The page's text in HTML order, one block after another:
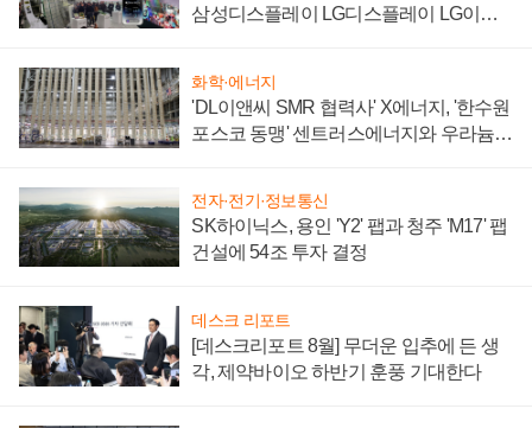
삼성디스플레이 LG디스플레이 LG이노
화학·에너지
'DL이앤씨 SMR 협력사' X에너지, '한수원
포스코 동맹' 센트러스에너지와 우라늄
전자·전기·정보통신
SK하이닉스, 용인 'Y2' 팹과 청주 'M17' 팹
건설에 54조 투자 결정
데스크 리포트
[데스크리포트 8월] 무더운 입추에 든 생
각, 제약바이오 하반기 훈풍 기대한다